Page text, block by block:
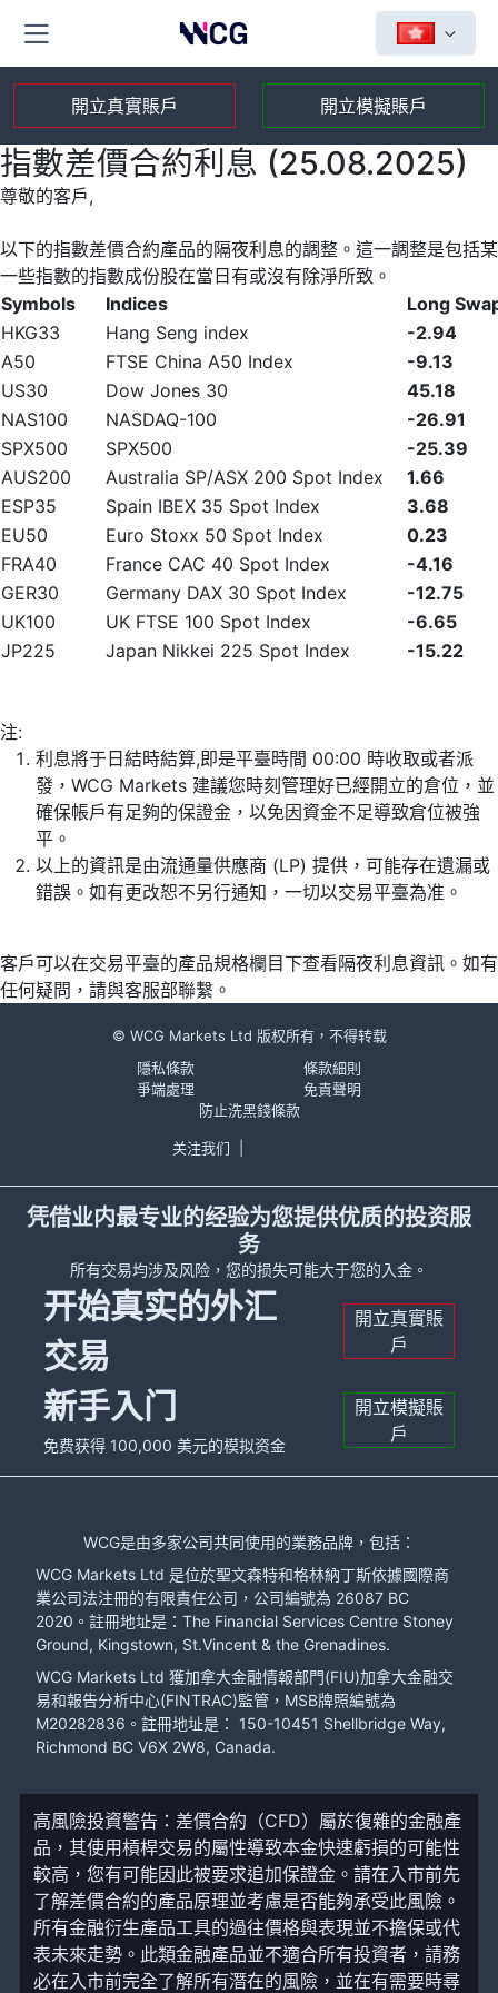
開立真實賬戶 開立模擬賬戶
指數差價合約利息 (25.08.2025)
尊敬的客戶,
以下的指數差價合約產品的隔夜利息的調整。這一調整是包括某
一些指數的指數成份股在當日有或沒有除淨所致。
Symbols
Indices
Long
HKG33
Hang Seng index
-2.94
A50
FTSE China A50 Index
-9.13
US30
Dow Jones 30
45.18
NAS100
NASDAQ-100
-26.91
SPX500
SPX500
-25.39
AUS200
Australia SP/ASX 200 Spot Index
1.66
ESP35
Spain IBEX 35 Spot Index
3.68
EU50
Euro Stoxx 50 Spot Index
0.23
FRA40
France CAC 40 Spot Index
-4.16
GER30
Germany DAX 30 Spot Index
-12.75
UK100
UK FTSE 100 Spot Index
-6.65
JP225
Japan Nikkei 225 Spot Index -15.22
注:
利息將于日結時結算,即是平臺時間 00:00 時收取或者派
發，WCG Markets 建議您時刻管理好已經開立的倉位，並
確保帳戶有足夠的保證金，以免因資金不足導致倉位被強
平。
以上的資訊是由流通量供應商 (LP) 提供，可能存在遺漏或
錯誤。如有更改恕不另行通知，一切以交易平臺為准。
客戶可以在交易平臺的產品規格欄目下查看隔夜利息資訊。如有
任何疑問，請與客服部聯繫。
© WCG Markets Ltd 版权所有，不得转载
隱私條款
條款細則
爭端處理
免責聲明
防止洗黑錢條款
关注我们
凭借业内最专业的经验为您提供优质的投资服
务
所有交易均涉及风险，您的损失可能大于您的入金。
开始真实的外汇
交易
開立真實賬
戶
新手入门
免费获得 100,000 美元的模拟资金
開立模擬賬
戶
WCG是由多家公司共同使用的業務品牌，包括：
WCG Markets Ltd 是位於聖文森特和格林納丁斯依據國際商
業公司法注冊的有限責任公司，公司編號為 26087 BC
2020。註冊地址是：The Financial Services Centre Stoney
Ground, Kingstown, St.Vincent & the Grenadines.
WCG Markets Ltd 獲加拿大金融情報部門(FIU)加拿大金融交
易和報告分析中心(FINTRAC)監管，MSB牌照編號為
M20282836。註冊地址是： 150-10451 Shellbridge Way,
Richmond BC V6X 2W8, Canada.
高風險投資警告：差價合約（CFD）屬於復雜的金融產
品，其使用槓桿交易的屬性導致本金快速虧損的可能性
較高，您有可能因此被要求追加保證金。請在入市前先
了解差價合約的產品原理並考慮是否能夠承受此風險。
所有金融衍生產品工具的過往價格與表現並不擔保或代
表未來走勢。此類金融產品並不適合所有投資者，請務
必在入市前完全了解所有潛在的風險，並在有需要時尋